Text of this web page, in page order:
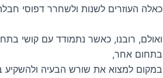
כאלה העוזרים לשנות ולשחרר דפוסי
ואולם, רובנו, כאשר נתמודד עם קושי
בתחום אחר,
במקום למצוא את שורש הבעיה ולהשקיע